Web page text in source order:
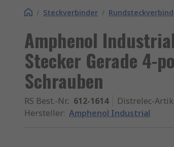
/ Steckverbinder /
Amphenol
Stecker Gerade 4-
Schrauben
RS Best.-Nr.: 612-1614 Distrelec-
Hersteller: Amphenol Industrial